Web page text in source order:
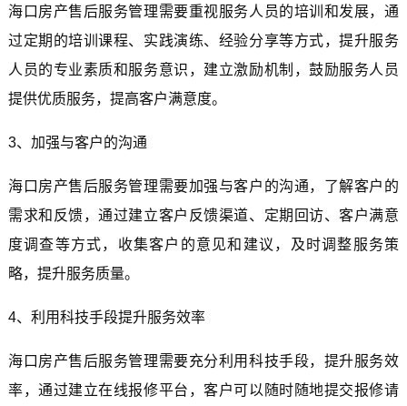
海口房产售后服务管理需要重视服务人员的培训和发展，通
过定期的培训课程、实践演练、经验分享等方式，提升服务
人员的专业素质和服务意识，建立激励机制，鼓励服务人员
提供优质服务，提高客户满意度。
3、加强与客户的沟通
海口房产售后服务管理需要加强与客户的沟通，了解客户的
需求和反馈，通过建立客户反馈渠道、定期回访、客户满意
度调查等方式，收集客户的意见和建议，及时调整服务策
略，提升服务质量。
4、利用科技手段提升服务效率
海口房产售后服务管理需要充分利用科技手段，提升服务效
率，通过建立在线报修平台，客户可以随时随地提交报修请